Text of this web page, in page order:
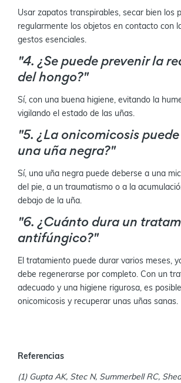
Usar zapatos transpirables, secar bien los
regularmente los objetos en contacto con
gestos esenciales.
"4. ¿Se puede prevenir la
del hongo?"
Sí, con una buena higiene, evitando la
vigilando el estado de las uñas.
"5. ¿La onicomicosis
una uña negra?"
Sí, una uña negra puede deberse a una
del pie, a un traumatismo o a la
debajo de la uña.
"6. ¿Cuánto dura un
antifúngico?"
El tratamiento puede durar varios meses,
debe regenerarse por completo. Con un
adecuado y una higiene rigurosa, es
onicomicosis y recuperar unas uñas sanas.
Referencias
(1) Gupta AK, Stec N, Summerbell RC,